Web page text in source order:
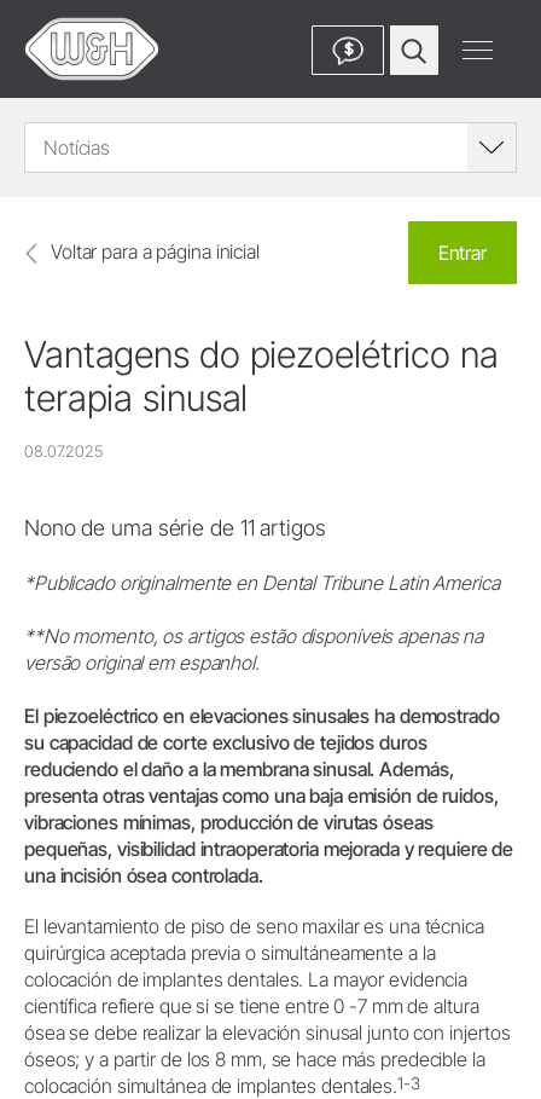
$
Notícias
Voltar para a página inicial Entrar
Vantagens do piezoelétrico na
terapia sinusal
08.07.2025
Nono de uma série de 11 artigos
*Publicado originalmente en Dental Tribune Latin America
**No momento, os artigos estão disponíveis apenas na
versão original em espanhol.
El piezoeléctrico en elevaciones sinusales ha demostrado
su capacidad de corte exclusivo de tejidos duros
reduciendo el daño a la membrana sinusal. Además,
presenta otras ventajas como una baja emisión de ruidos,
vibraciones mínimas, producción de virutas óseas
pequeñas, visibilidad intraoperatoria mejorada y requiere de
una incisión ósea controlada.
El levantamiento de piso de seno maxilar es una técnica
quirúrgica aceptada previa o simultáneamente a la
colocación de implantes dentales. La mayor evidencia
científica refiere que si se tiene entre 0 -7 mm de altura
ósea se debe realizar la elevación sinusal junto con injertos
óseos; y a partir de los 8 mm, se hace más predecible la
colocación simultánea de implantes dentales.1-3